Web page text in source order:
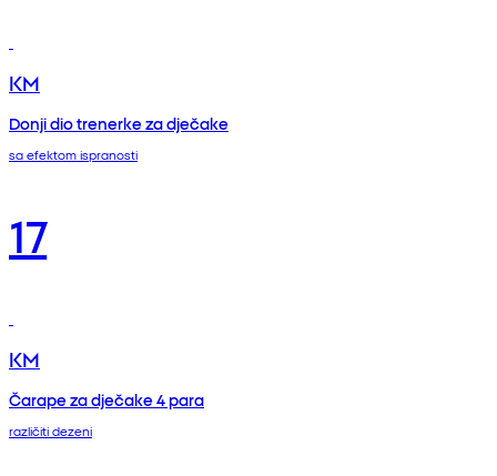
KM
Donji dio trenerke za dječake
sa efektom ispranosti
17
KM
Čarape za dječake 4 para
različiti dezeni